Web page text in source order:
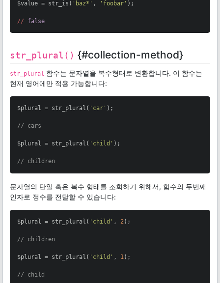
$value = str_is( 'baz*' , 'foobar' );
// false
str_plural() {#collection-method}
str_plural 함수는 문자열을 복수형태로 변환합니다. 이 함수는
현재 영어에만 적용 가능합니다:
$plural = str_plural( 'car' );
// cars
$plural = str_plural( 'child' );
// children
문자열의 단일 혹은 복수 형태를 조회하기 위해서, 함수의 두번째
인자로 정수를 전달할 수 있습니다:
$plural = str_plural( 'child' , 2 );
// children
$plural = str_plural( 'child' , 1 );
// child